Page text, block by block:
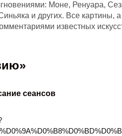
Моне, Ренуара,
и других. Все картины,
известных
»
сеансов